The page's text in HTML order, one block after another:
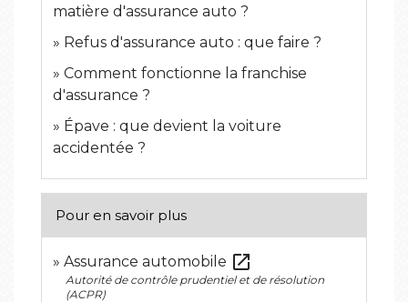
matière d'assurance auto ?
Refus d'assurance auto : que faire ?
Comment fonctionne la franchise
d'assurance ?
Épave : que devient la voiture
accidentée ?
Pour en savoir plus
Assurance automobile open_in_new
Autorité de contrôle prudentiel et de résolution
(ACPR)